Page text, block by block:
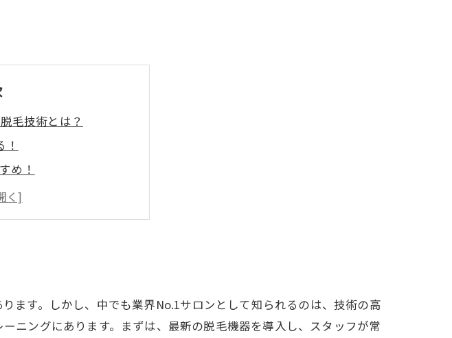
毛技術とは？
め！
め！
手に入れよう！
ます。しかし、中でも業界No.1サロンとして知られるのは、技術の高
ニングにあります。まずは、最新の脱毛機器を導入し、スタッフが常